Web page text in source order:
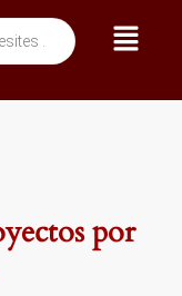
Menú
por